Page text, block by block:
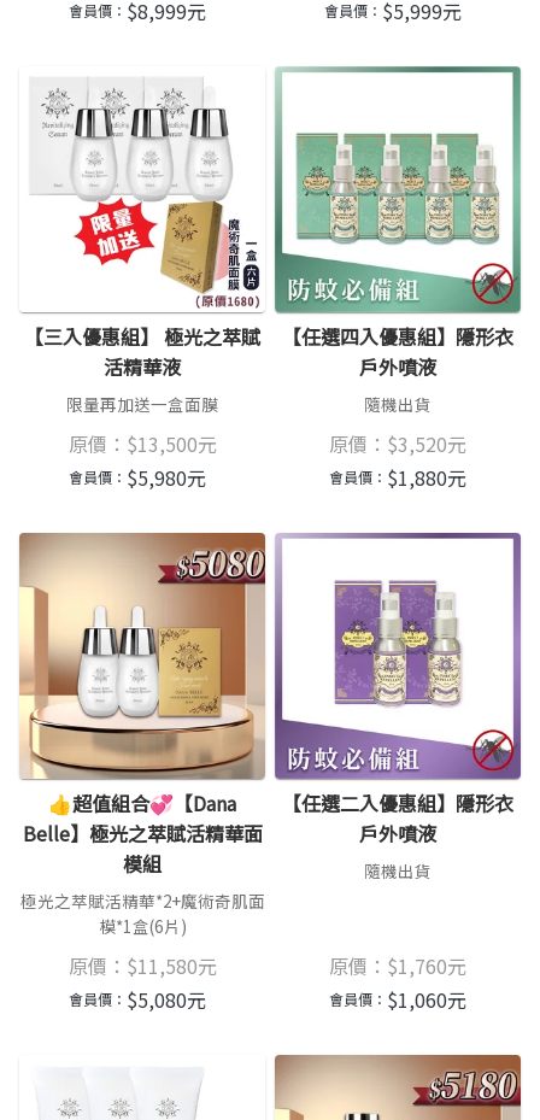
會員價： $8,999元 會員價： $5,999元
【三入優惠組】 極光之萃賦
活精華液
限量再加送一盒面膜
原價： $13,500元
會員價： $5,980元
【任選四入優惠組】隱形衣
戶外噴液
隨機出貨
原價： $3,520元
會員價： $1,880元
👍超值組合💞【Dana
Belle】極光之萃賦活精華面
模組
極光之萃賦活精華*2+魔術奇肌面
模*1盒(6片)
原價： $11,580元
會員價： $5,080元
【任選二入優惠組】隱形衣
戶外噴液
隨機出貨
原價： $1,760元
會員價： $1,060元